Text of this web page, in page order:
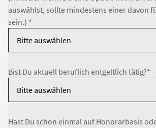
auswählst, sollte mindestens einer davon
sein.) *
Bist Du aktuell beruflich entgeltlich tätig?*
Hast Du schon einmal auf Honorarbasis